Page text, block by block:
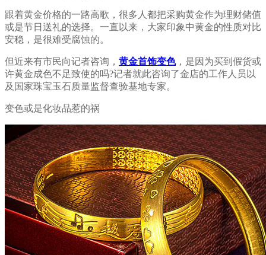
跟着黄金价格的一路高歌，很多人都把采购黄金作为理财储值
或是节日送礼的选择。一直以来，大家印象中黄金的性质对比
安稳，是很难受腐蚀的。
但近来有市民向记者咨询， 黄金首饰变色，是因为买到假货或
许黄金成色不足致使的吗?记者就此咨询了金店的工作人员以
及国家珠宝玉石质量监督查验基地专家。
变色或是化妆品惹的祸